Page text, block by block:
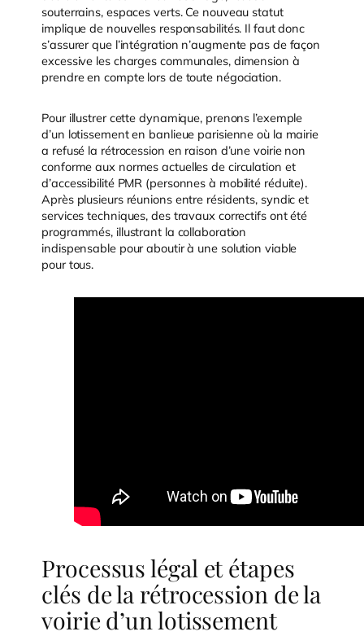
souterrains, espaces verts. Ce nouveau statut
implique de nouvelles responsabilités. Il faut donc
s’assurer que l’intégration n’augmente pas de façon
excessive les charges communales, dimension à
prendre en compte lors de toute négociation.
Pour illustrer cette dynamique, prenons l’exemple
d’un lotissement en banlieue parisienne où la mairie
a refusé la rétrocession en raison d’une voirie non
conforme aux normes actuelles de circulation et
d’accessibilité PMR (personnes à mobilité réduite).
Après plusieurs réunions entre résidents, syndic et
services techniques, des travaux correctifs ont été
programmés, illustrant la collaboration
indispensable pour aboutir à une solution viable
pour tous.
Processus légal et étapes
clés de la rétrocession de la
voirie d’un lotissement